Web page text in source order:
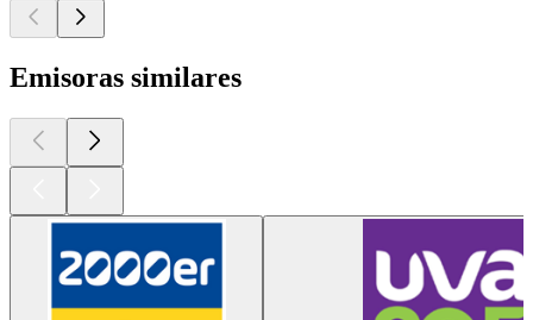
Emisoras similares